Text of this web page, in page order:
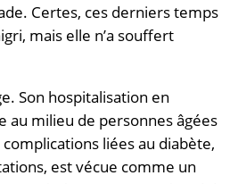
Certes, ces derniers temps
mais elle n’a souffert
Son hospitalisation en
au milieu de personnes âgées
liées au diabète,
est vécue comme un